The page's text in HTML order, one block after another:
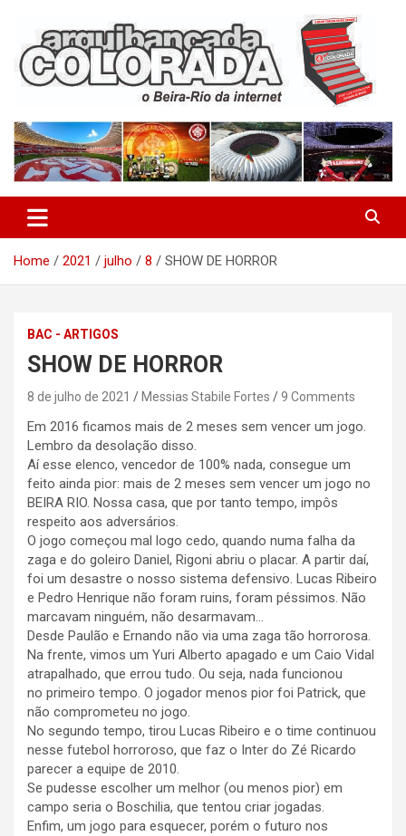
content
Arquibancada Colorada
Home 2021 julho 8 SHOW DE HORROR
BAC - ARTIGOS
SHOW DE HORROR
8 de julho de 2021 Messias Stabile Fortes 9 Comments
Em 2016 ficamos mais de 2 meses sem vencer um jogo.
Lembro da desolação disso.
Aí esse elenco, vencedor de 100% nada, consegue um
feito ainda pior: mais de 2 meses sem vencer um jogo no
BEIRA RIO. Nossa casa, que por tanto tempo, impôs
respeito aos adversários.
O jogo começou mal logo cedo, quando numa falha da
zaga e do goleiro Daniel, Rigoni abriu o placar. A partir daí,
foi um desastre o nosso sistema defensivo. Lucas Ribeiro
e Pedro Henrique não foram ruins, foram péssimos. Não
marcavam ninguém, não desarmavam…
Desde Paulão e Ernando não via uma zaga tão horrorosa.
Na frente, vimos um Yuri Alberto apagado e um Caio Vidal
atrapalhado, que errou tudo. Ou seja, nada funcionou
no primeiro tempo. O jogador menos pior foi Patrick, que
não comprometeu no jogo.
No segundo tempo, tirou Lucas Ribeiro e o time continuou
nesse futebol horroroso, que faz o Inter do Zé Ricardo
parecer a equipe de 2010.
Se pudesse escolher um melhor (ou menos pior) em
campo seria o Boschilia, que tentou criar jogadas.
Enfim, um jogo para esquecer, porém o futuro nos